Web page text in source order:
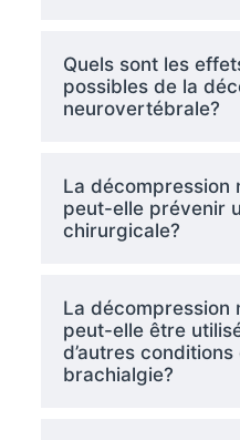
Quels sont les
possibles de la
neurovertébrale?
La décompression
peut-elle prévenir
chirurgicale?
La décompression
peut-elle être
d’autres
brachialgie?